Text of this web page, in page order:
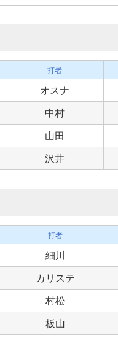
打者
オスナ
中村
山田
沢井
打者
細川
カリステ
村松
板山